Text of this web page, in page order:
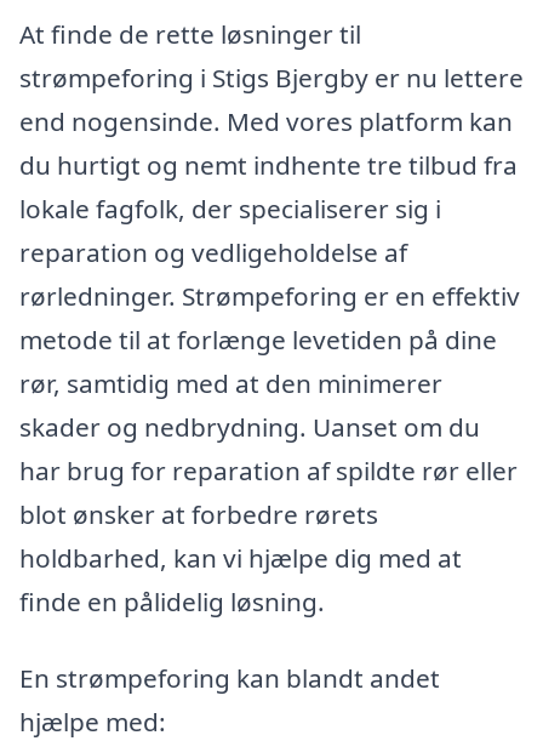
At finde de rette løsninger til
strømpeforing i Stigs Bjergby er nu lettere
end nogensinde. Med vores platform kan
du hurtigt og nemt indhente tre tilbud fra
lokale fagfolk, der specialiserer sig i
reparation og vedligeholdelse af
rørledninger. Strømpeforing er en effektiv
metode til at forlænge levetiden på dine
rør, samtidig med at den minimerer
skader og nedbrydning. Uanset om du
har brug for reparation af spildte rør eller
blot ønsker at forbedre rørets
holdbarhed, kan vi hjælpe dig med at
finde en pålidelig løsning.
En strømpeforing kan blandt andet
hjælpe med: